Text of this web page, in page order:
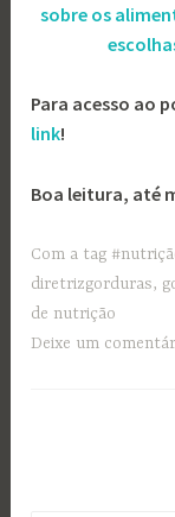
sobre os
Para acesso ao
link!
Boa leitura, até
Com a tag
diretrizgorduras,
de nutrição
Deixe um